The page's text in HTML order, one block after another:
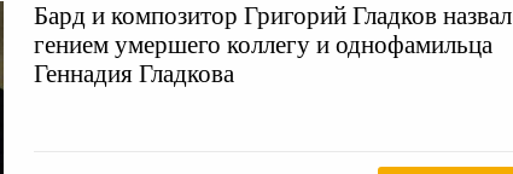
Бард и композитор Григорий Гладков назвал
гением умершего коллегу и однофамильца
Геннадия Гладкова